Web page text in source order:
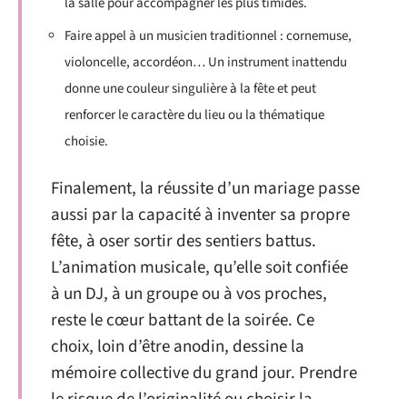
Faire appel à un musicien traditionnel : cornemuse,
violoncelle, accordéon… Un instrument inattendu
donne une couleur singulière à la fête et peut
renforcer le caractère du lieu ou la thématique
choisie.
Finalement, la réussite d’un mariage passe
aussi par la capacité à inventer sa propre
fête, à oser sortir des sentiers battus.
L’animation musicale, qu’elle soit confiée
à un DJ, à un groupe ou à vos proches,
reste le cœur battant de la soirée. Ce
choix, loin d’être anodin, dessine la
mémoire collective du grand jour. Prendre